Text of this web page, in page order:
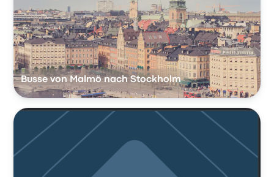
Busse von Malmö nach Stockholm